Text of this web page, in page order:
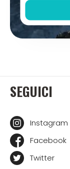
SEGUICI
Instagram
Facebook
Twitter